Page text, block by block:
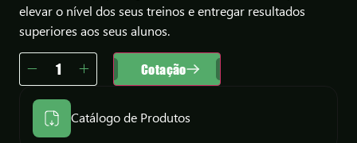
elevar o nível dos seus treinos e entregar resultados
superiores aos seus alunos.
Cotação
Catálogo de Produtos